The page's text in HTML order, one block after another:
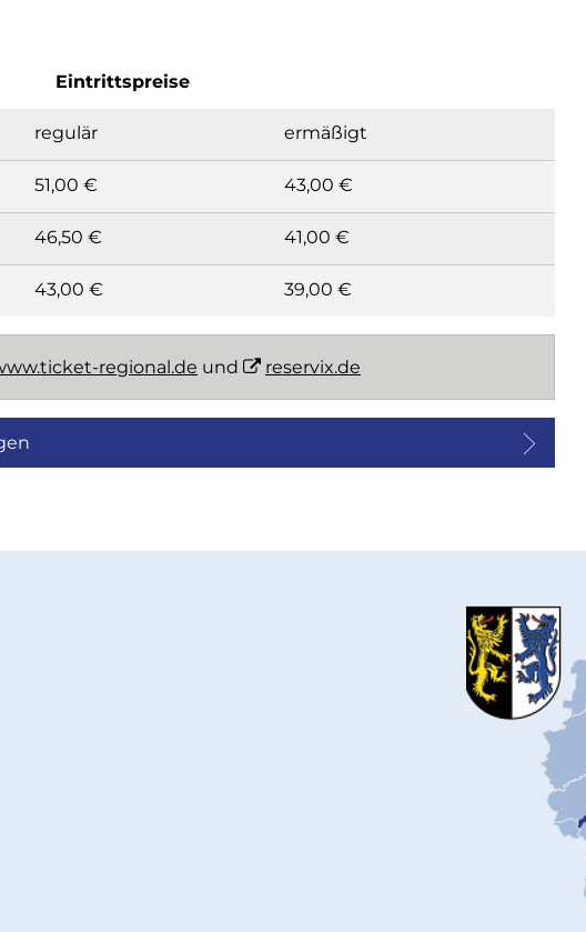
Eintrittspreise
regulär ermäßigt
51,00 € 43,00 €
46,50 € 41,00 €
43,00 € 39,00 €
regional.de und reservix.de